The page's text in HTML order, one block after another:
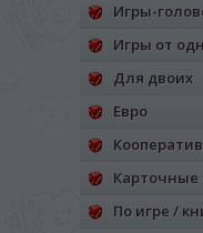
Игры-
Игры от
Для двоих
Евро
Карточные
По игре /